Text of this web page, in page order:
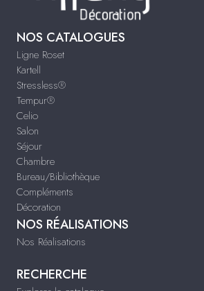
NOS CATALOGUES
Ligne Roset
Kartell
Stressless®
Tempur®
Celio
Salon
Séjour
Chambre
Bureau/Bibliothèque
Compléments
Décoration
NOS RÉALISATIONS
Nos Réalisations
RECHERCHE